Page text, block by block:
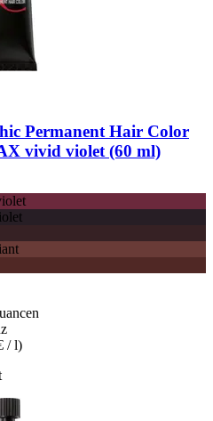
Permanent Hair Color
vivid violet (60 ml)
/ l)